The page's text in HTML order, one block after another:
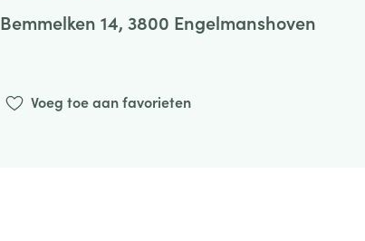
Bemmelken 14, 3800 Engelmanshoven
Voeg toe aan favorieten